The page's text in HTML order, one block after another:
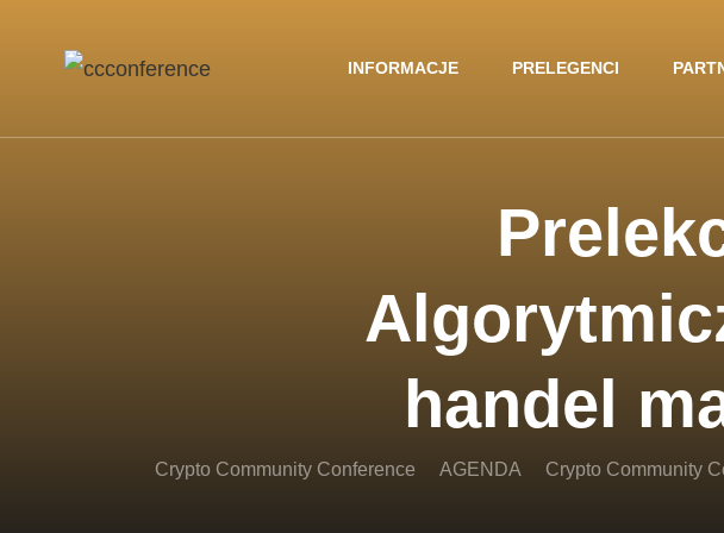
INFORMACJE PRELEGENCI
handel
Crypto Community Conference AGENDA Crypto Community